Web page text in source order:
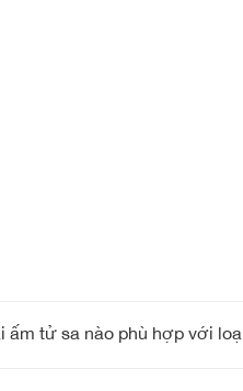
ấm tử sa nào phù hợp với